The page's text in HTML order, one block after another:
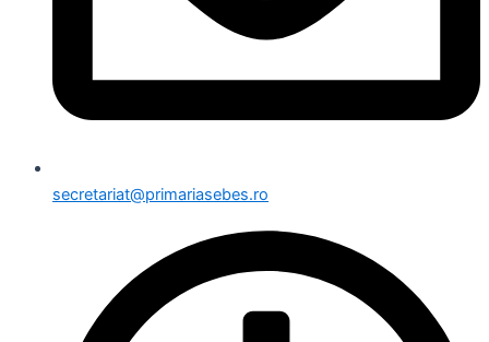
secretariat@primariasebes.ro